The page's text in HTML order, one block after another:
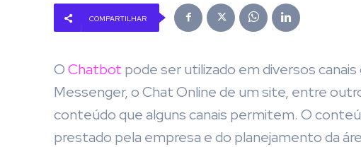
COMPARTILHAR
OChatbot pode ser utilizado em diversos
Messenger, o Chat Online de um site, entre
conteúdo que alguns canais permitem. O
prestado pela empresa e do planejamento da